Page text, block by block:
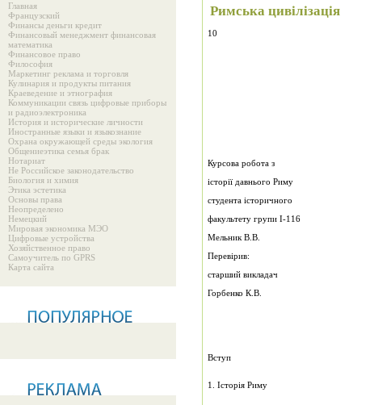
Главная
Французский
Финансы деньги кредит
Финансовый менеджмент финансовая
математика
Финансовое право
Философия
Маркетинг реклама и торговля
Кулинария и продукты питания
Краеведение и этнография
Коммуникации связь цифровые приборы
и радиоэлектроника
История и исторические личности
Иностранные языки и языкознание
Охрана окружающей среды экология
Общениеэтика семья брак
Нотариат
Не Российское законодательство
Биология и химия
Этика эстетика
Основы права
Неопределено
Немецкий
Мировая экономика МЭО
Цифровые устройства
Хозяйственное право
Самоучитель по GPRS
Карта сайта
Римська цивілізація
10
Курсова робота з
історії давнього Риму
студента історичного
факультету групи І-116
Мельник В.В.
Перевірив:
старший викладач
Горбенко К.В.
Вступ
1. Історія Риму